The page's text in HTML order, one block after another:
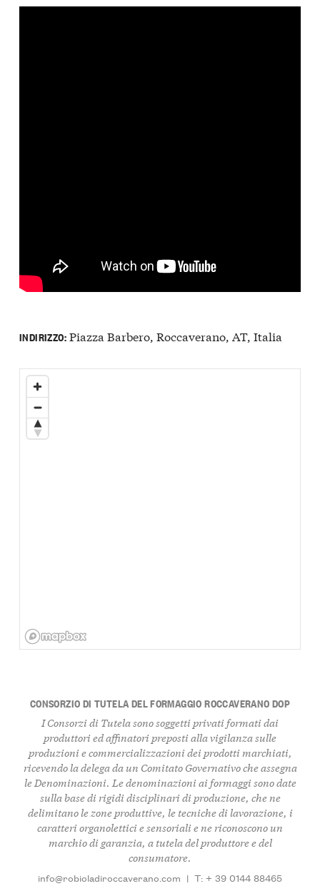
INDIRIZZO:Piazza Barbero, Roccaverano, AT, Italia
CONSORZIO DI TUTELA DEL FORMAGGIO ROCCAVERANO DOP
I Consorzi di Tutela sono soggetti privati formati dai
produttori ed affinatori preposti alla vigilanza sulle
produzioni e commercializzazioni dei prodotti marchiati,
ricevendo la delega da un Comitato Governativo che assegna
le Denominazioni. Le denominazioni ai formaggi sono date
sulla base di rigidi disciplinari di produzione, che ne
delimitano le zone produttive, le tecniche di lavorazione, i
caratteri organolettici e sensoriali e ne riconoscono un
marchio di garanzia, a tutela del produttore e del
consumatore.
info@robioladiroccaverano.com | T: + 39 0144 88465